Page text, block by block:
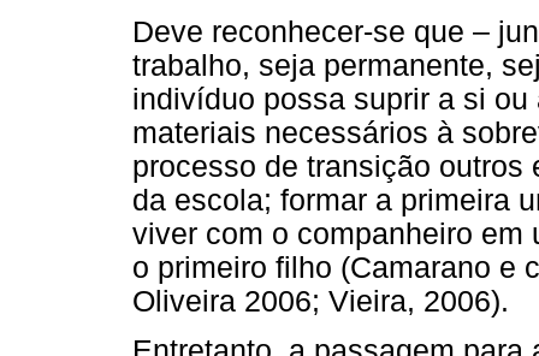
Deve reconhecer-se que –
trabalho, seja permanente,
indivíduo possa suprir a si
materiais necessários à
processo de transição
da escola; formar a primeira
viver com o companheiro em
o primeiro filho (Camarano e
Oliveira 2006; Vieira, 2006).